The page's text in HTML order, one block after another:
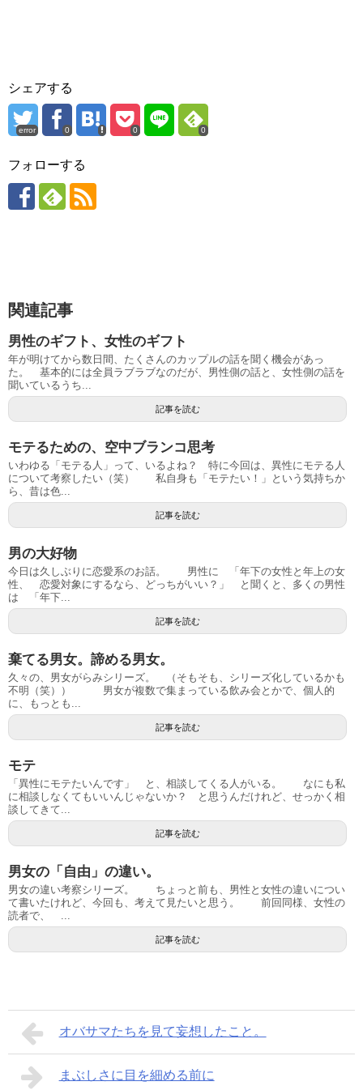
シェアする
error 0 0 0
フォローする
関連記事
男性のギフト、女性のギフト
年が明けてから数日間、たくさんのカップルの話を聞く機会があっ
た。 基本的には全員ラブラブなのだが、男性側の話と、女性側の話を
聞いているうち...
記事を読む
モテるための、空中ブランコ思考
いわゆる「モテる人」って、いるよね？ 特に今回は、異性にモテる人
について考察したい（笑） 私自身も「モテたい！」という気持ちか
ら、昔は色...
記事を読む
男の大好物
今日は久しぶりに恋愛系のお話。 男性に 「年下の女性と年上の女
性、 恋愛対象にするなら、どっちがいい？」 と聞くと、多くの男性
は 「年下...
記事を読む
棄てる男女。諦める男女。
久々の、男女がらみシリーズ。 （そもそも、シリーズ化しているかも
不明（笑）） 男女が複数で集まっている飲み会とかで、個人的
に、もっとも...
記事を読む
モテ
「異性にモテたいんです」 と、相談してくる人がいる。 なにも私
に相談しなくてもいいんじゃないか？ と思うんだけれど、せっかく相
談してきて...
記事を読む
男女の「自由」の違い。
男女の違い考察シリーズ。 ちょっと前も、男性と女性の違いについ
て書いたけれど、今回も、考えて見たいと思う。 前回同様、女性の
読者で、 ...
記事を読む
オバサマたちを見て妄想したこと。
まぶしさに目を細める前に